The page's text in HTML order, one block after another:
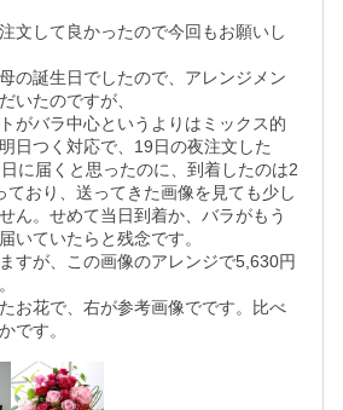
文して良かったので今回もお願いし
の誕生日でしたので、アレンジメン
いたのですが、
がバラ中心というよりはミックス的
日つく対応で、19日の夜注文した
に届くと思ったのに、到着したのは2
ており、送ってきた画像を見ても少し
ん。せめて当日到着か、バラがもう
いていたらと残念です。
すが、この画像のアレンジで5,630円
お花で、右が参考画像でです。比べ
です。